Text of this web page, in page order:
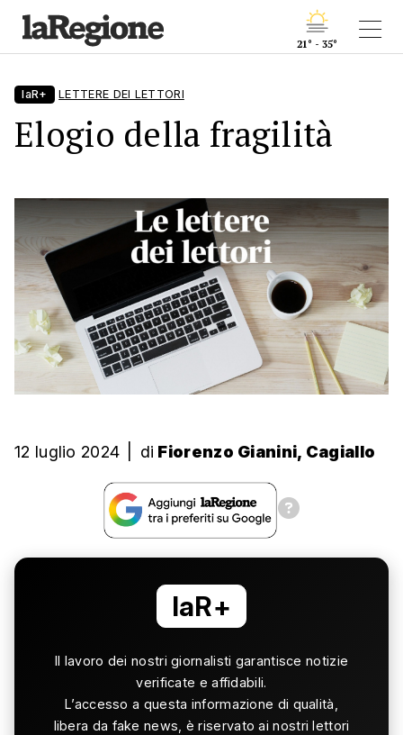
21° - 35°
laR+ LETTERE DEI LETTORI
Elogio della fragilità
12 luglio 2024 di Fiorenzo Gianini, Cagiallo
laR+
Il lavoro dei nostri giornalisti garantisce notizie
verificate e affidabili.
L’accesso a questa informazione di qualità,
libera da fake news, è riservato ai nostri lettori